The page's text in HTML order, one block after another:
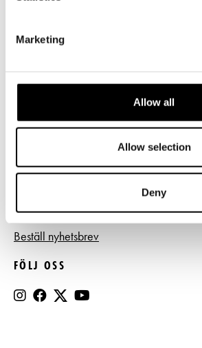
Marketing
Allow all
Allow selection
Deny
Frågor & svar
Tillgänglighet
Register- och dataskyddsbeskrivning
BESTÄLL NYHETSBREV
Beställ nyhetsbrev
FÖLJ OSS